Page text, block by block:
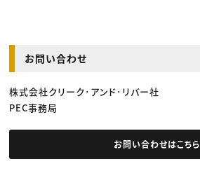
お問い合わせ
株式会社クリーク･アンド･リバー社
PEC事務局
お問い合わせはこちら